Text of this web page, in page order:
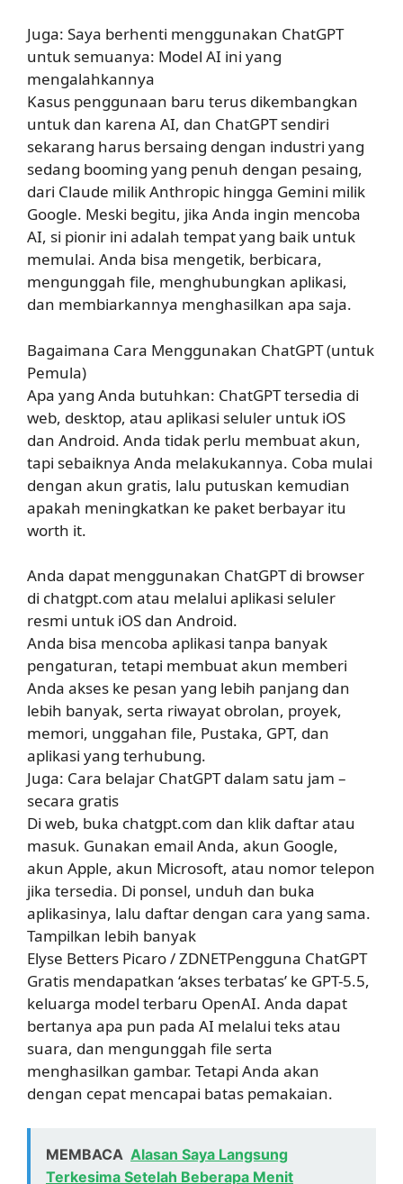
Juga: Saya berhenti menggunakan ChatGPT
untuk semuanya: Model AI ini yang
mengalahkannya
Kasus penggunaan baru terus dikembangkan
untuk dan karena AI, dan ChatGPT sendiri
sekarang harus bersaing dengan industri yang
sedang booming yang penuh dengan pesaing,
dari Claude milik Anthropic hingga Gemini milik
Google. Meski begitu, jika Anda ingin mencoba
AI, si pionir ini adalah tempat yang baik untuk
memulai. Anda bisa mengetik, berbicara,
mengunggah file, menghubungkan aplikasi,
dan membiarkannya menghasilkan apa saja.
Bagaimana Cara Menggunakan ChatGPT (untuk
Pemula)
Apa yang Anda butuhkan: ChatGPT tersedia di
web, desktop, atau aplikasi seluler untuk iOS
dan Android. Anda tidak perlu membuat akun,
tapi sebaiknya Anda melakukannya. Coba mulai
dengan akun gratis, lalu putuskan kemudian
apakah meningkatkan ke paket berbayar itu
worth it.
Anda dapat menggunakan ChatGPT di browser
di chatgpt.com atau melalui aplikasi seluler
resmi untuk iOS dan Android.
Anda bisa mencoba aplikasi tanpa banyak
pengaturan, tetapi membuat akun memberi
Anda akses ke pesan yang lebih panjang dan
lebih banyak, serta riwayat obrolan, proyek,
memori, unggahan file, Pustaka, GPT, dan
aplikasi yang terhubung.
Juga: Cara belajar ChatGPT dalam satu jam –
secara gratis
Di web, buka chatgpt.com dan klik daftar atau
masuk. Gunakan email Anda, akun Google,
akun Apple, akun Microsoft, atau nomor telepon
jika tersedia. Di ponsel, unduh dan buka
aplikasinya, lalu daftar dengan cara yang sama.
Tampilkan lebih banyak
Elyse Betters Picaro / ZDNETPengguna ChatGPT
Gratis mendapatkan ‘akses terbatas’ ke GPT-5.5,
keluarga model terbaru OpenAI. Anda dapat
bertanya apa pun pada AI melalui teks atau
suara, dan mengunggah file serta
menghasilkan gambar. Tetapi Anda akan
dengan cepat mencapai batas pemakaian.
MEMBACA Alasan Saya Langsung
Terkesima Setelah Beberapa Menit